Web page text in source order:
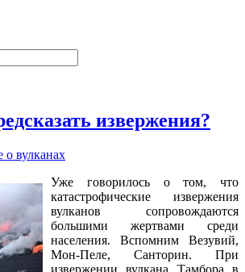
извержения?
о вулканах
Уже говорилось о том, что
катастрофические извержения
вулканов сопровождаются
большими жертвами среди
населения. Вспомним Везувий,
Мон-Пеле, Санторин. При
извержении вулкана Тамбора в